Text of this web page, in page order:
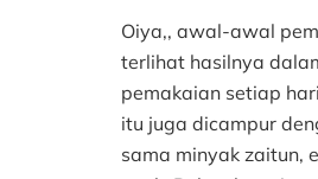
Oiya,, awal-awal
terlihat hasilnya
pemakaian setiap
itu juga dicampur
sama minyak zaitun,